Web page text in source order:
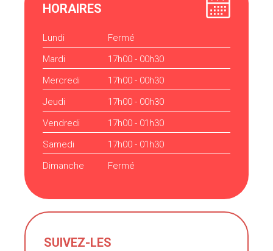
HORAIRES
Lundi
Fermé
Mardi
17h00 - 00h30
Mercredi
17h00 - 00h30
Jeudi
17h00 - 00h30
Vendredi
17h00 - 01h30
Samedi
17h00 - 01h30
Dimanche
Fermé
SUIVEZ-LES